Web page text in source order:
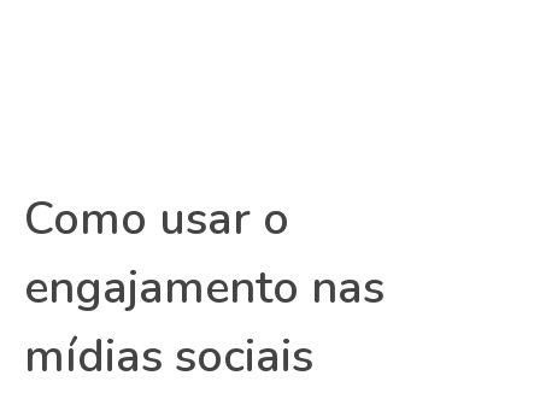
Como usar o
engajamento nas
mídias sociais